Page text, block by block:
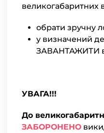
великогабаритних
обрати зручну
у визначений
ЗАВАНТАЖИТИ
УВАГА!!!
До
ЗАБОРОНЕНО